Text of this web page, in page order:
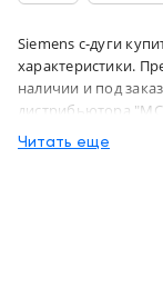
Siemens с-дуги
характеристики.
наличии и под
дистрибьютора
Новосибирск и по
Читать еще